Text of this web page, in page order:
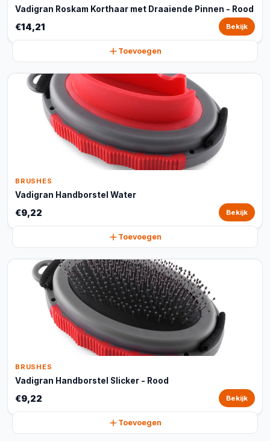
Vadigran Roskam Korthaar met Draaiende Pinnen - Rood
€14,21 Bekijk
Toevoegen
BRUSHES
Vadigran Handborstel Water
€9,22 Bekijk
Toevoegen
BRUSHES
Vadigran Handborstel Slicker - Rood
€9,22 Bekijk
Toevoegen